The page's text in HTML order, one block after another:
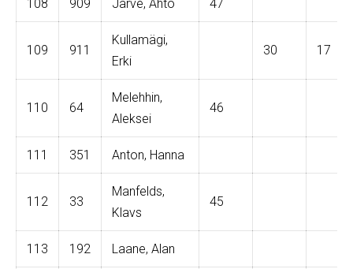
108 909 Järve, Ahto 47
109 911
Kullamägi,
Erki
30 17
110 64
Melehhin,
Aleksei
46
111 351 Anton, Hanna
112 33
Manfelds,
Klavs
45
113 192 Laane, Alan